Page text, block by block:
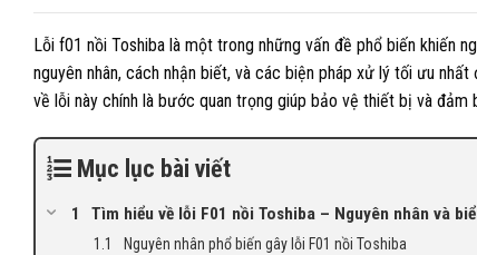
Lỗi f01 nồi Toshiba là một trong những vấn đề phổ biến khiến
nguyên nhân, cách nhận biết, và các biện pháp xử lý tối ưu
về lỗi này chính là bước quan trọng giúp bảo vệ thiết bị và đảm
Mục lục bài viết
Tìm hiểu về lỗi F01 nồi Toshiba – Nguyên nhân và
Nguyên nhân phổ biến gây lỗi F01 nồi Toshiba